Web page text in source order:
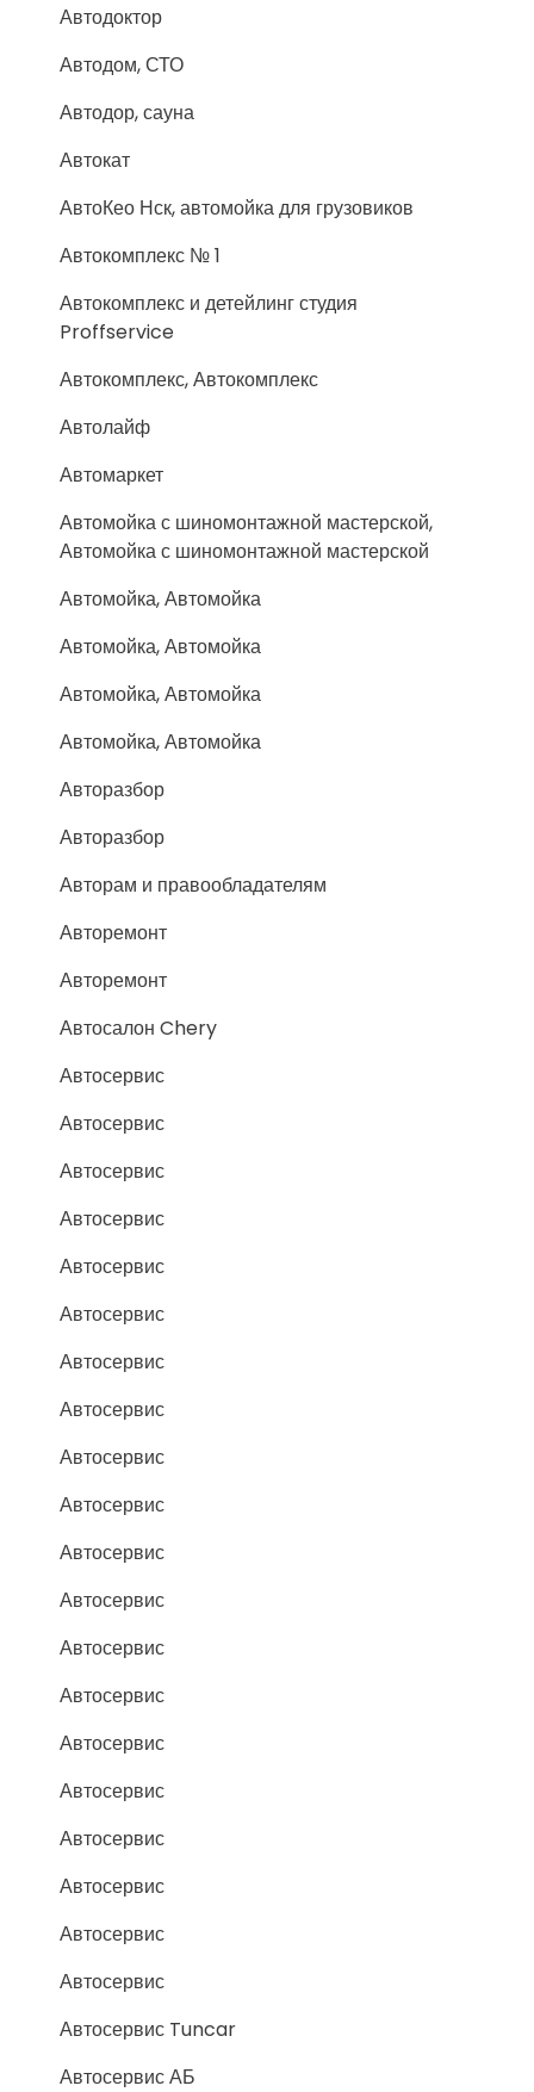
Автодоктор
Автодом, СТО
Автодор, сауна
Автокат
АвтоКео Нск, автомойка для грузовиков
Автокомплекс № 1
Автокомплекс и детейлинг студия
Proffservice
Автокомплекс, Автокомплекс
Автолайф
Автомаркет
Автомойка с шиномонтажной мастерской,
Автомойка с шиномонтажной мастерской
Автомойка, Автомойка
Автомойка, Автомойка
Автомойка, Автомойка
Автомойка, Автомойка
Авторазбор
Авторазбор
Авторам и правообладателям
Авторемонт
Авторемонт
Автосалон Chery
Автосервис
Автосервис
Автосервис
Автосервис
Автосервис
Автосервис
Автосервис
Автосервис
Автосервис
Автосервис
Автосервис
Автосервис
Автосервис
Автосервис
Автосервис
Автосервис
Автосервис
Автосервис
Автосервис
Автосервис
Автосервис Tuncar
Автосервис АБ